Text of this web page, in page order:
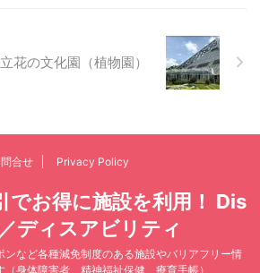
花の文化園（植物園）
合せ Privacy Policy
でお得に施設を利用！ Dis
ディスアビリティ
ンなど各種減免制度のある施設やバリアフリー情
身体障害者、精神福祉保健、療育手帳）